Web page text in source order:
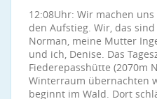
12:08Uhr: Wir machen
den Aufstieg. Wir, das
Norman, meine Mutter
und ich, Denise. Das
Fiederepasshütte (2070m
Winterraum übernachten
beginnt im Wald. Dort